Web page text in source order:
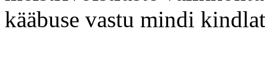
kääbuse vastu mindi